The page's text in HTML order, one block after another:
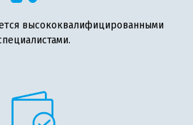
высококвалифицированными